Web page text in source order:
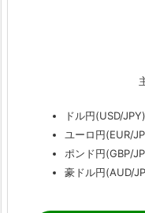
ドル円(USD/
ユーロ円(EUR/
ポンド円(GBP/
豪ドル円(AUD/